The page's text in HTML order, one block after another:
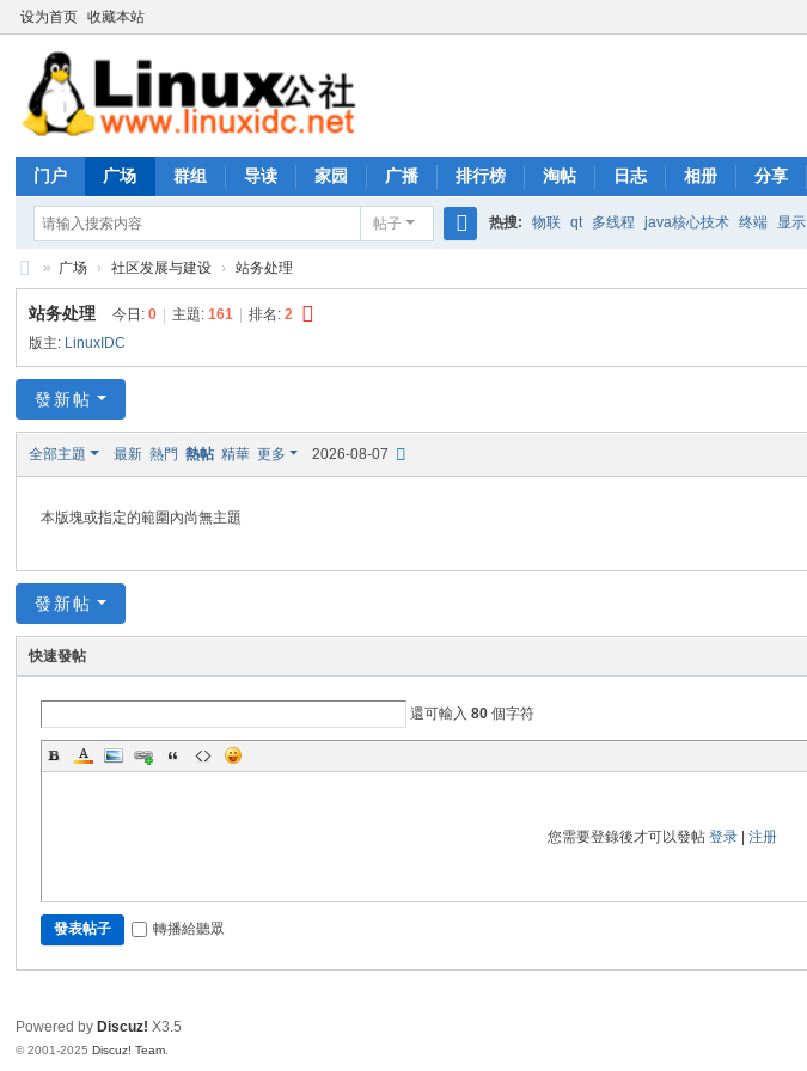
设为首页 收藏本站
门户 广场 群组 导读 家园 广播 排行榜 淘帖 日志 相册 分享
帖子
索
热搜: 物联 qt 多线程 java核心技术 终端 显示
Li
nu
x
论
» 广场 › 社区发展与建设 › 站务处理
站务处理 今日:0 主題:161 排名:2
版主: LinuxIDC
發新帖
全部主題 最新 熱門 熱帖 精華 更多 2026-08-07
本版塊或指定的範圍內尚無主題
發新帖
快速發帖
還可輸入80 個字符
您需要登錄後才可以發帖登录 |注册
發表帖子 轉播給聽眾
Powered by Discuz! X3.5
© 2001-2025Discuz! Team